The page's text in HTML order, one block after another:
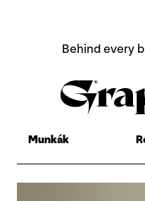
Behind every
Munkák